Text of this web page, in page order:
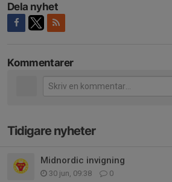
Dela nyhet
Kommentarer
Tidigare nyheter
Midnordic invigning
30 jun, 09:38 0